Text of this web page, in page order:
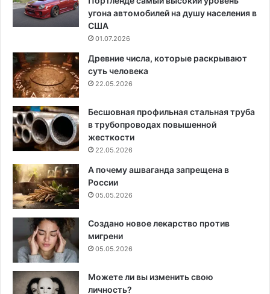
угона автомобилей на душу населения в
США
01.07.2026
Древние числа, которые раскрывают
суть человека
22.05.2026
Бесшовная профильная стальная труба
в трубопроводах повышенной
жесткости
22.05.2026
А почему ашваганда запрещена в
России
05.05.2026
Создано новое лекарство против
мигрени
05.05.2026
Можете ли вы изменить свою
личность?